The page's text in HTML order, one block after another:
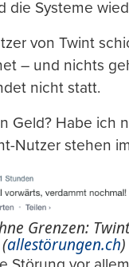
die Systeme
von Twint
– und nichts
nicht statt.
Geld? Habe ich
Nutzer stehen
Grenzen:
(allestörungen.ch)